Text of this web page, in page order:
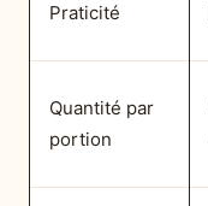
Praticité
Quantité par
portion